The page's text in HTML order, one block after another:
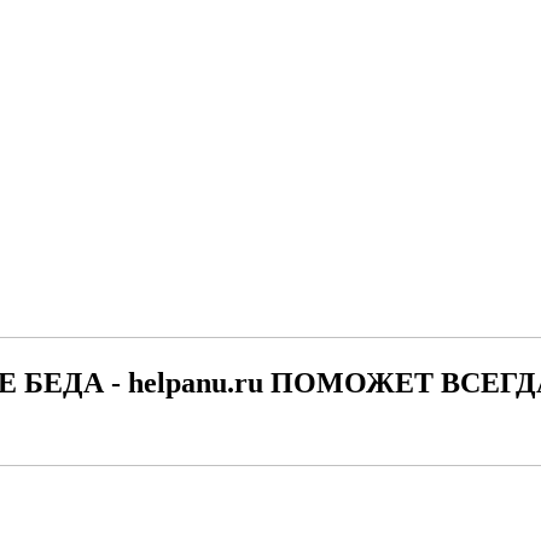
БЕДА - helpanu.ru ПОМОЖЕТ